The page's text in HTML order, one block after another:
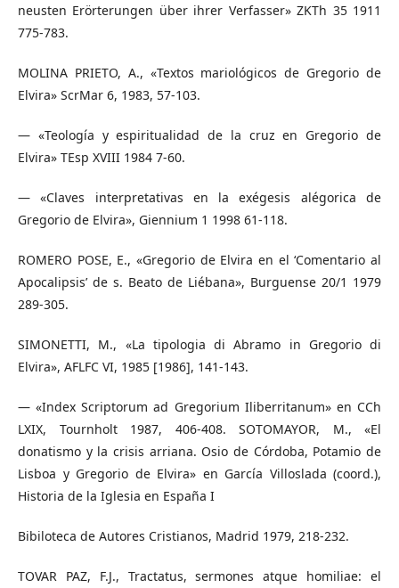
neusten Erörterungen über ihrer Verfasser» ZKTh 35 1911
775-783.
MOLINA PRIETO, A., «Textos mariológicos de Gregorio de
Elvira» ScrMar 6, 1983, 57-103.
— «Teología y espiritualidad de la cruz en Gregorio de
Elvira» TEsp XVIII 1984 7-60.
— «Claves interpretativas en la exégesis alégorica de
Gregorio de Elvira», Giennium 1 1998 61-118.
ROMERO POSE, E., «Gregorio de Elvira en el ‘Comentario al
Apocalipsis’ de s. Beato de Liébana», Burguense 20/1 1979
289-305.
SIMONETTI, M., «La tipologia di Abramo in Gregorio di
Elvira», AFLFC VI, 1985 [1986], 141-143.
— «Index Scriptorum ad Gregorium Iliberritanum» en CCh
LXIX, Tournholt 1987, 406-408. SOTOMAYOR, M., «El
donatismo y la crisis arriana. Osio de Córdoba, Potamio de
Lisboa y Gregorio de Elvira» en García Villoslada (coord.),
Historia de la Iglesia en España I
Bibiloteca de Autores Cristianos, Madrid 1979, 218-232.
TOVAR PAZ, F.J., Tractatus, sermones atque homiliae: el